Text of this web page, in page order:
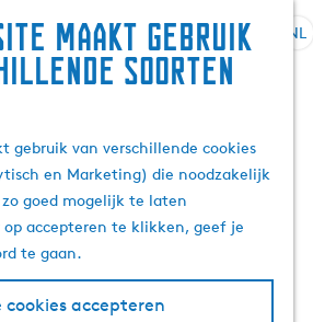
maakt gebruik
soorten
gebruik van verschillende cookies
en Marketing) die noodzakelijk
goed mogelijk te laten
accepteren te klikken, geef je
te gaan.
cookies accepteren
S
NL